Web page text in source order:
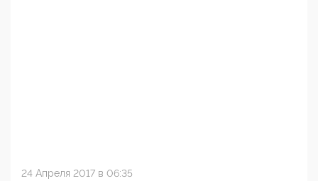
24 Апреля 2017 в 06:35